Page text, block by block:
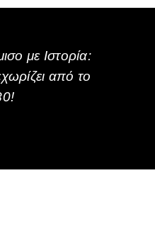
με Ιστορία:
από το